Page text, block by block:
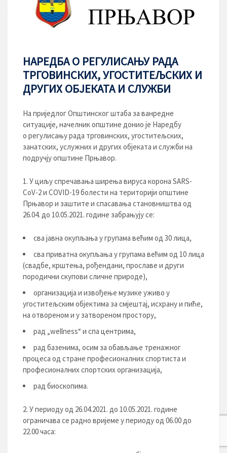
НАРЕДБА О РЕГУЛИСАЊУ РАДА
ТРГОВИНСКИХ, УГОСТИТЕЉСКИХ И
ДРУГИХ ОБЈЕКАТА И СЛУЖБИ
На приједлог Општинског штаба за ванредне
ситуације, начелник општине донио је Наредбу
о регулисању рада трговинских, угоститељских,
занатских, услужних и других објеката и служби на
подручју општине Прњавор.
У циљу спречавања ширења вируса корона SARS-
CoV-2 и COVID-19 болести на територији општине
Прњавор и заштите и спасавања становништва од
26.04. до 10.05.2021. године забрањују се:
сва јавна окупљања у групама већим од 30 лица,
сва приватна окупљања у групама већим од 10 лица
(свадбе, крштења, рођендани, прославе и други
породични скупови сличне природе),
организација и извођење музике уживо у
угоститељским објектима за смјештај, исхрану и пиће,
на отвореном и у затвореном простору,
рад „wellness“ и спа центрима,
рад базенима, осим за обављање тренажног
процеса од стране професионалних спортиста и
професионалних спортских организација,
рад биоскопима.
У периоду од 26.04.2021. до 10.05.2021. године
ограничава се радно вријеме у периоду од 06.00 до
22.00 часа: